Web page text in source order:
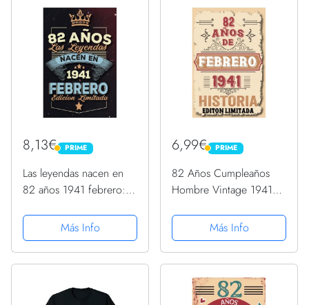
... de...
8,13€ PRIME
PRIME
Las leyendas nacen en
82 años 1941 febrero:
hombres, ideas de
cumpleaños 82
cumpleaños libro ideas
hombre y regalo...
Más Info
6,99€ PRIME
PRIME
82 Años Cumpleaños
Hombre Vintage 1941
82 años Regalos de
cumpleaños de Febrero |
Citas de motivación|
... de...
Más Info